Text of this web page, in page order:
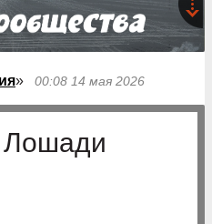
» 00:08 14 мая 2026
Лошади